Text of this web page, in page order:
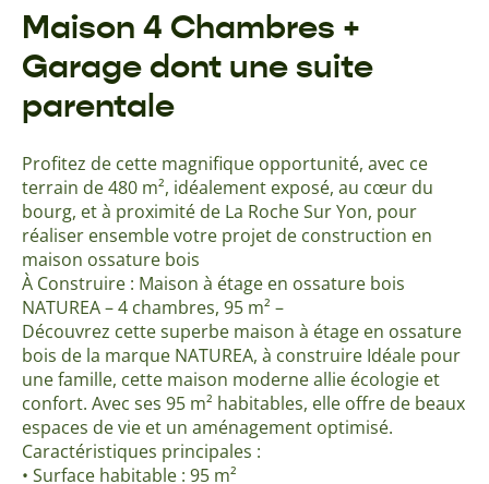
Maison 4 Chambres +
Garage dont une suite
parentale
Profitez de cette magnifique opportunité, avec ce
terrain de 480 m², idéalement exposé, au cœur du
bourg, et à proximité de La Roche Sur Yon, pour
réaliser ensemble votre projet de construction en
maison ossature bois
À Construire : Maison à étage en ossature bois
NATUREA – 4 chambres, 95 m² –
Découvrez cette superbe maison à étage en ossature
bois de la marque NATUREA, à construire Idéale pour
une famille, cette maison moderne allie écologie et
confort. Avec ses 95 m² habitables, elle offre de beaux
espaces de vie et un aménagement optimisé.
Caractéristiques principales :
• Surface habitable : 95 m²